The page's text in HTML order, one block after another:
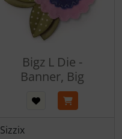
Bigz L Die -
Banner, Big
Sizzix